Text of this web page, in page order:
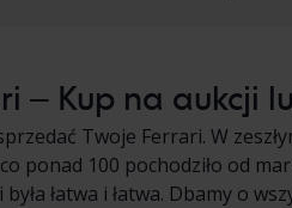
– Kup na aukcji
Twoje Ferrari. W
ponad 100 pochodziło od
łatwa i łatwa. Dbamy o